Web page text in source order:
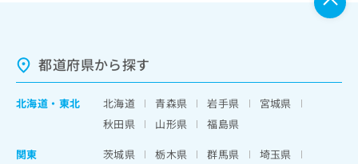
都道府県から探す
北海道 ・ 東北 北海道 青森県 岩手県
宮城県
秋田県
山形県
福島県
関東
茨城県 栃木県 群馬県
埼玉県